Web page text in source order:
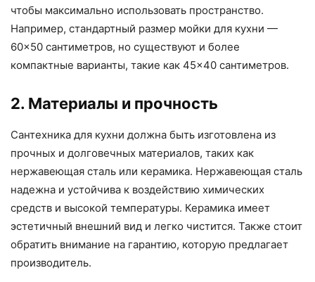
чтобы максимально использовать пространство.
Например, стандартный размер мойки для кухни —
60×50 сантиметров, но существуют и более
компактные варианты, такие как 45×40 сантиметров.
2. Материалы и прочность
Сантехника для кухни должна быть изготовлена из
прочных и долговечных материалов, таких как
нержавеющая сталь или керамика. Нержавеющая сталь
надежна и устойчива к воздействию химических
средств и высокой температуры. Керамика имеет
эстетичный внешний вид и легко чистится. Также стоит
обратить внимание на гарантию, которую предлагает
производитель.